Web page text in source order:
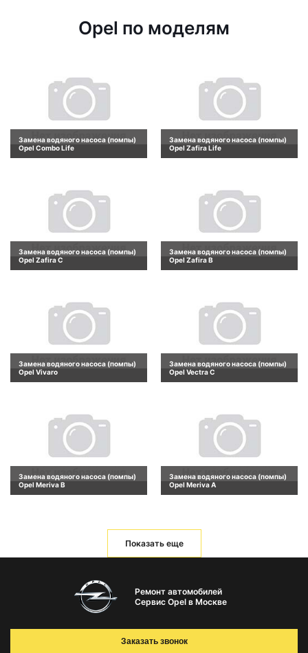
Opel по моделям
Замена водяного насоса (помпы)
Opel Combo Life
Замена водяного насоса (помпы)
Opel Zafira Life
Замена водяного насоса (помпы)
Opel Zafira C
Замена водяного насоса (помпы)
Opel Zafira B
Замена водяного насоса (помпы)
Opel Vivaro
Замена водяного насоса (помпы)
Opel Vectra C
Замена водяного насоса (помпы)
Opel Meriva B
Замена водяного насоса (помпы)
Opel Meriva A
Показать еще
Ремонт автомобилей
Сервис Opel в Москве
Заказать звонок